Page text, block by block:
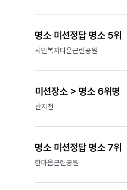
명소 미션정답 명소 5위
시민복지타운근린공원
미션장소 > 명소 6위명
산지천
명소 미션정답 명소 7위
한마음근린공원